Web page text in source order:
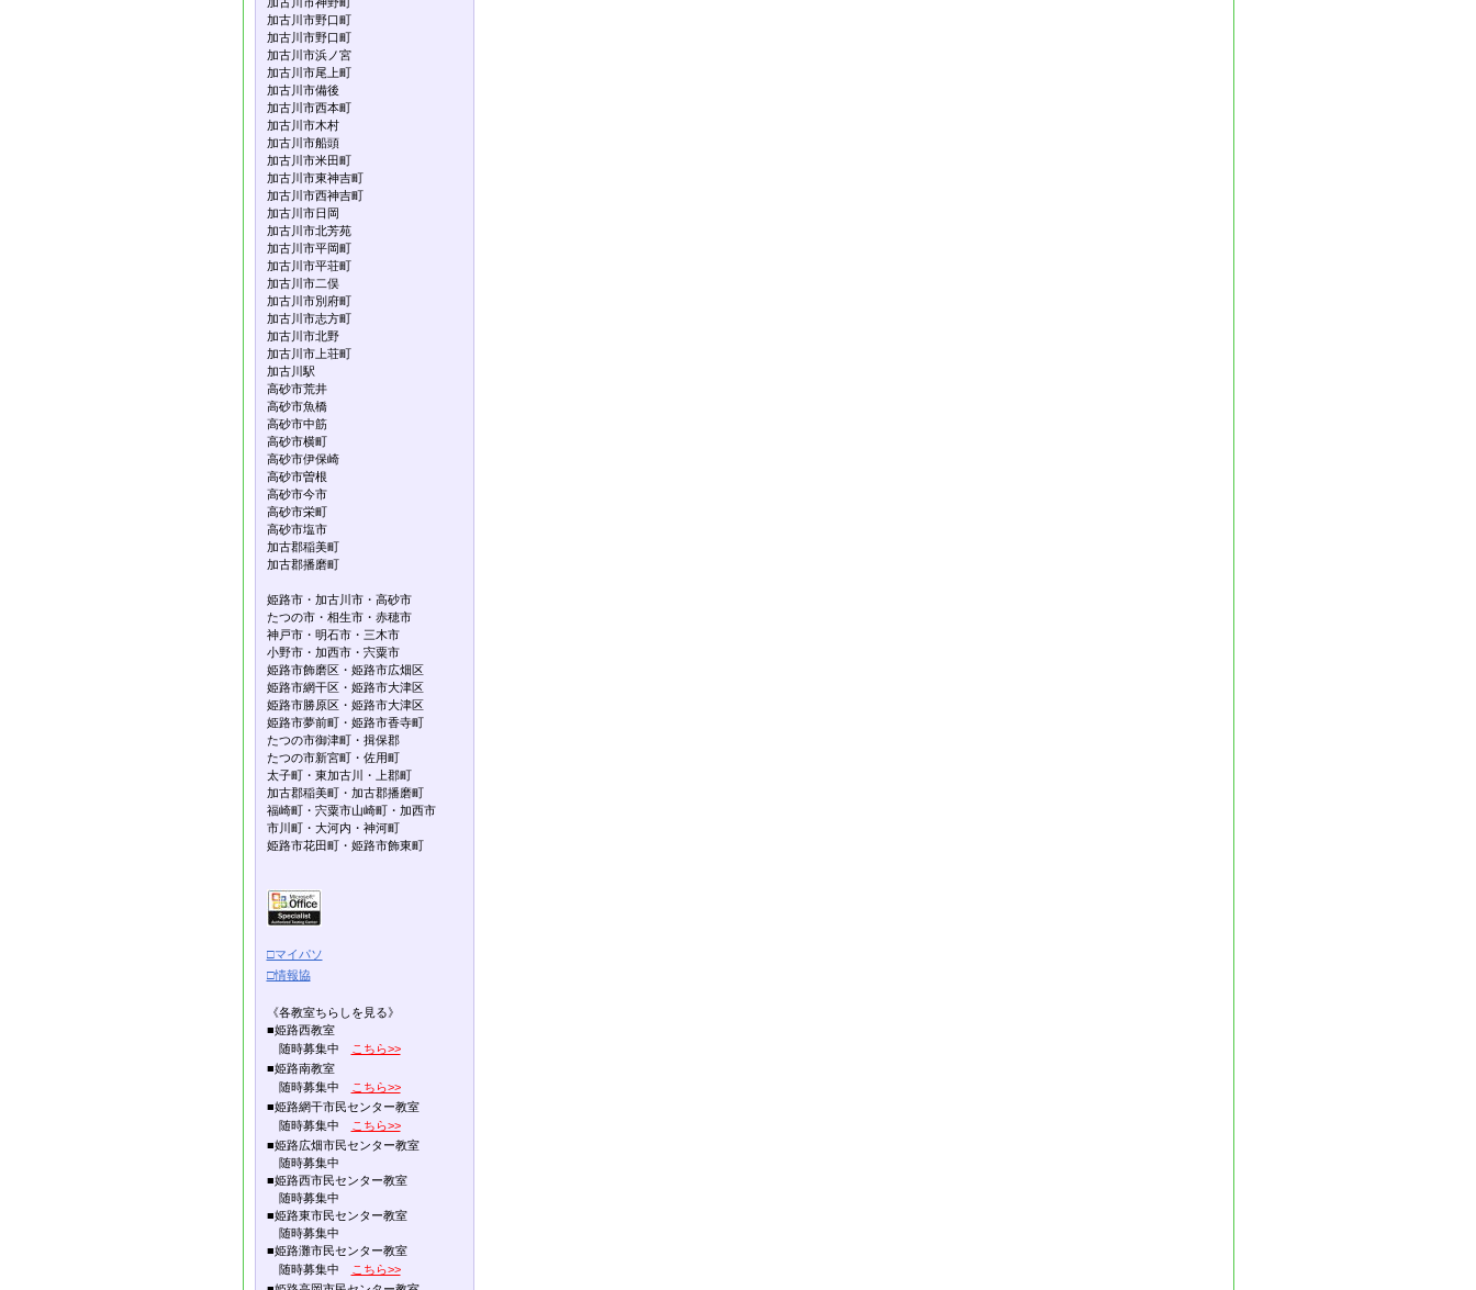
加古川市野口町
加古川市野口町
加古川市浜ノ宮
加古川市尾上町
加古川市備後
加古川市西本町
加古川市木村
加古川市船頭
加古川市米田町
加古川市東神吉町
加古川市西神吉町
加古川市日岡
加古川市北芳苑
加古川市平岡町
加古川市平荘町
加古川市二俣
加古川市別府町
加古川市志方町
加古川市北野
加古川市上荘町
加古川駅
高砂市荒井
高砂市魚橋
高砂市中筋
高砂市横町
高砂市伊保崎
高砂市曽根
高砂市今市
高砂市栄町
高砂市塩市
加古郡稲美町
加古郡播磨町
姫路市・加古川市・高砂市
たつの市・相生市・赤穂市
神戸市・明石市・三木市
小野市・加西市・宍粟市
姫路市飾磨区・姫路市広畑区
姫路市網干区・姫路市大津区
姫路市勝原区・姫路市大津区
姫路市夢前町・姫路市香寺町
たつの市御津町・揖保郡
たつの市新宮町・佐用町
太子町・東加古川・上郡町
加古郡稲美町・加古郡播磨町
福崎町・宍粟市山崎町・加西市
市川町・大河内・神河町
姫路市花田町・姫路市飾東町
□マイパソ
□情報協
《各教室ちらしを見る》
■姫路西教室
随時募集中
こちら>>
■姫路南教室
随時募集中
こちら>>
■姫路網干市民センター教室
随時募集中
こちら>>
■姫路広畑市民センター教室
随時募集中
■姫路西市民センター教室
随時募集中
■姫路東市民センター教室
随時募集中
■姫路灘市民センター教室
随時募集中
こちら>>